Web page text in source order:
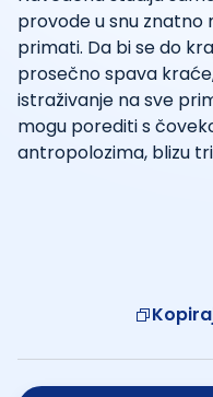
provode u snu
primati. Da bi se do
prosečno spava
istraživanje na sve
mogu porediti s
antropolozima, blizu